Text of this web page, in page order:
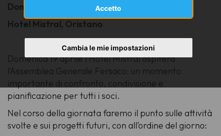
Accetto
Cambia le mie impostazioni
Domenica 19 aprile, ore 15:00
Hotel Mistral, Oristano
Domenica 19 aprile l’Hotel Mistral ospiterà
l’Assemblea Generale Fersaco: un momento
importante di confronto, condivisione e
pianificazione per tutti i soci.
Nel corso della giornata faremo il punto sulle attività
svolte e sui progetti futuri, con all’ordine del giorno: